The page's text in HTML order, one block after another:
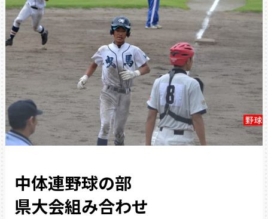
中体連野球の部
県大会組み合わせ